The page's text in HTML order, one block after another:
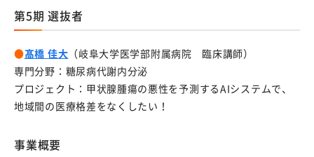
東海国立大学機構Tokai Open Innovation Complex岐
阜サイト
岐阜大学発ベンチャー
機器共同利用サービス
デジタルマッチング
起業ナビ
第5期 選抜者
●髙橋 佳大 （岐阜大学医学部附属病院 臨床講師）
専門分野：糖尿病代謝内分泌
プロジェクト：甲状腺腫瘍の悪性を予測するAIシステムで、
地域間の医療格差をなくしたい！
事業概要